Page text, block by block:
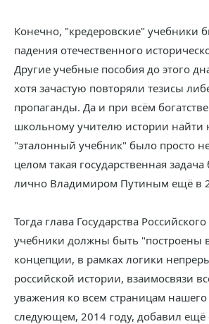
Конечно, "кредеровские" учебники
падения отечественного
Другие учебные пособия до этого
хотя зачастую повторяли тезисы
пропаганды. Да и при всём
школьному учителю истории найти
"эталонный учебник" было просто
целом такая государственная
лично Владимиром Путиным ещё в
Тогда глава Государства
учебники должны быть "построены
концепции, в рамках логики
российской истории, взаимосвязи
уважения ко всем страницам
следующем, 2014 году, добавил ещё